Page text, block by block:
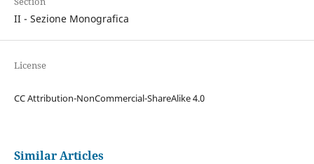
II - Sezione Monografica
License
CC Attribution-NonCommercial-ShareAlike 4.0
Similar Articles